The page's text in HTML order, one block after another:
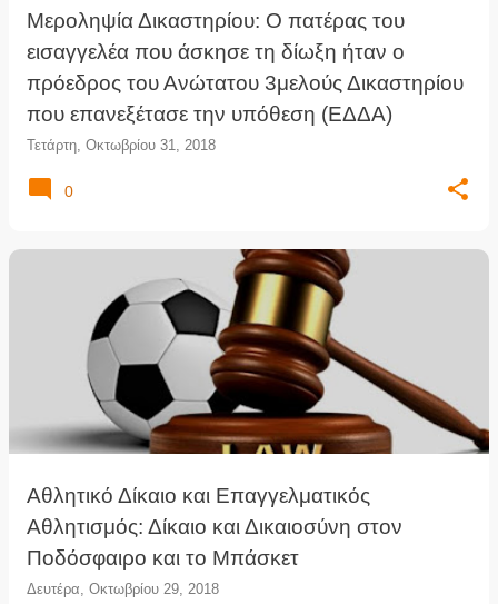
Μεροληψία Δικαστηρίου: Ο πατέρας του
εισαγγελέα που άσκησε τη δίωξη ήταν ο
πρόεδρος του Ανώτατου 3μελούς Δικαστηρίου
που επανεξέτασε την υπόθεση (ΕΔΔΑ)
Τετάρτη, Οκτωβρίου 31, 2018
0
Αθλητικό Δίκαιο και Επαγγελματικός
Αθλητισμός: Δίκαιο και Δικαιοσύνη στον
Ποδόσφαιρο και το Μπάσκετ
Δευτέρα, Οκτωβρίου 29, 2018